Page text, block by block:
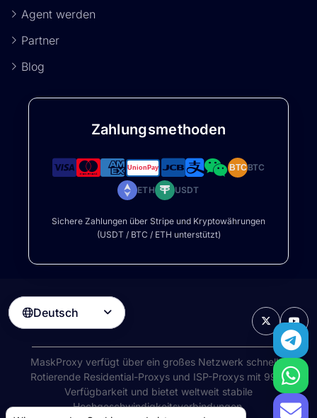
Agent werden
Partner
Blog
Zahlungsmethoden
BTCBTC
ETH USDT
Sichere Zahlungen über Stripe und Kryptowährungen
(USDT / BTC / ETH unterstützt)
Deutsch 
MaskProxy verfügt über ein großes Netzwerk schneller
Rotierende Residential-Proxys und ISP-Proxys mit 99%
Verfügbarkeit und bietet weltweit stabile
Hochgeschwindigkeitsverbindungen.